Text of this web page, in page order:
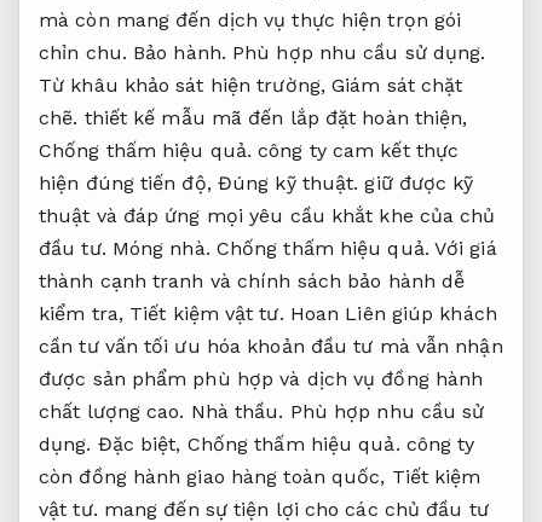
mà còn mang đến dịch vụ thực hiện trọn gói
chỉn chu. Bảo hành. Phù hợp nhu cầu sử dụng.
Từ khâu khảo sát hiện trường, Giám sát chặt
chẽ. thiết kế mẫu mã đến lắp đặt hoàn thiện,
Chống thấm hiệu quả. công ty cam kết thực
hiện đúng tiến độ, Đúng kỹ thuật. giữ được kỹ
thuật và đáp ứng mọi yêu cầu khắt khe của chủ
đầu tư. Móng nhà. Chống thấm hiệu quả. Với giá
thành cạnh tranh và chính sách bảo hành dễ
kiểm tra, Tiết kiệm vật tư. Hoan Liên giúp khách
cần tư vấn tối ưu hóa khoản đầu tư mà vẫn nhận
được sản phẩm phù hợp và dịch vụ đồng hành
chất lượng cao. Nhà thầu. Phù hợp nhu cầu sử
dụng. Đặc biệt, Chống thấm hiệu quả. công ty
còn đồng hành giao hàng toàn quốc, Tiết kiệm
vật tư. mang đến sự tiện lợi cho các chủ đầu tư